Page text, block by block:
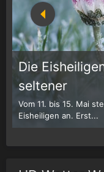
Die
seltener
Vom 11. bis 15. Mai
Eisheiligen an. Erst...